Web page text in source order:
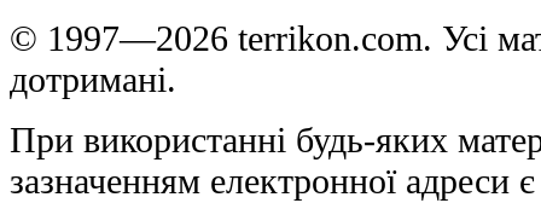
© 1997—2026 terrikon.com. Усі
дотримані.
При використанні будь-яких
зазначенням електронної адреси